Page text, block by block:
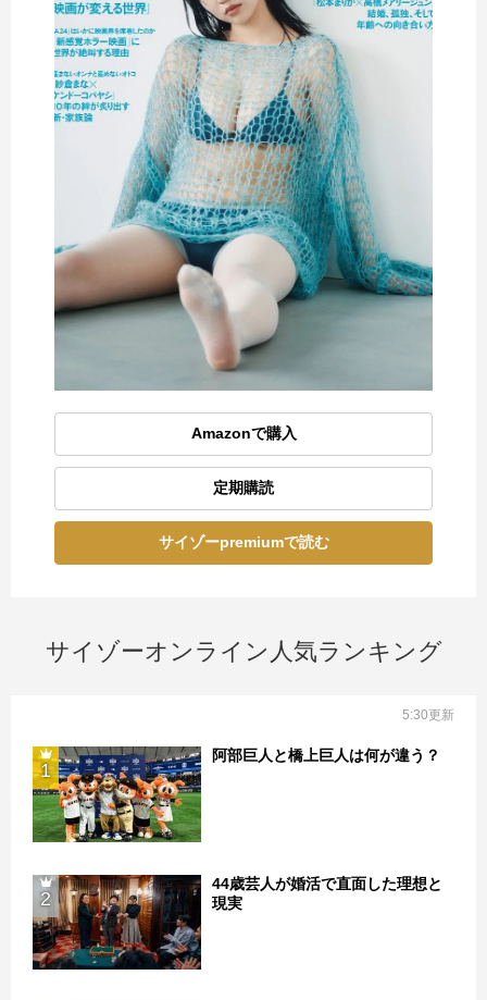
Amazonで購入
定期購読
サイゾーpremiumで読む
サイゾーオンライン人気ランキング
5:30更新
1
阿部巨人と橋上巨人は何が違う？
2
44歳芸人が婚活で直面した理想と
現実